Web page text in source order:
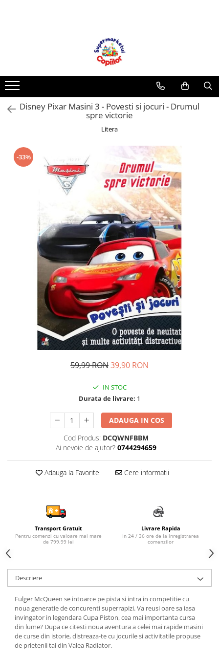
Accesorii pentru petrecere
Baloane
Mobila gradina & terasa
Carti pentru copii
Activitati extracurriculare
Povesti pentru copii
Carti de Povesti pentru Copii
Rechizite si papetarie pentru copii
Creioane colorate si carioci
Ghiozdane si genti
Harti de perete si globuri
pamantesti
Librarie online
Manuale si auxiliare scolare
Birotica & Papetarie
Aspiratoare nazale si accesorii
Creme si lotiuni de corp copii
Olite si reductoare WC
Sampon si balsam copii
Sapun & Gel de dus copii
Ulei de corp copii
Arme de jucarie
Ateliere si bancuri de lucru
Bucatarii copii
Carucioare papusi si accesorii
Casute de papusi si mobilier
Cuburi si caramizi
Elicoptere, avioane si nave de
jucarie
Figurine
Frumusete, bijuterii si accesorii
fetite
Disney Pixar Masini 3 - Povesti si jocuri - Drumul
spre victorie
Litera
-33%
59,99 RON39,90 RON
IN STOC
Durata de livrare: 1
ADAUGA IN COS
Cod Produs: DCQWNFBBM
Ai nevoie de ajutor? 0744294659
Adauga la Favorite Cere informatii
Transport Gratuit
Pentru comenzi cu valoare mai mare
de 799.99 lei
Livrare Rapida
In 24 / 36 ore de la inregistrarea
comenzilor
Descriere
Fulger McQueen se intoarce pe pista si intra in competitie cu
noua generatie de concurenti superrapizi. Va reusi oare sa iasa
invingator in legendara Cupa Piston, cea mai importanta cursa
din lume? Dupa ce citesti noua aventura a celei mai rapide masini
de curse din istorie, distreaza-te cu jocurile si activitatile propuse
de prietenii tai din Valea Radiator.